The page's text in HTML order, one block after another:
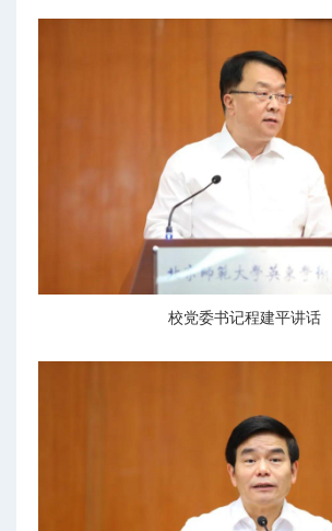
校党委书记程建平讲话